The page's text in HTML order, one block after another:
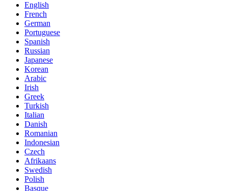
English
French
German
Portuguese
Spanish
Russian
Japanese
Korean
Arabic
Irish
Greek
Turkish
Italian
Danish
Romanian
Indonesian
Czech
Afrikaans
Swedish
Polish
Basque